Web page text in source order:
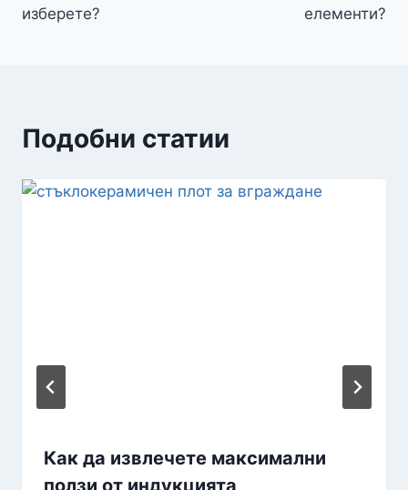
изберете?
елементи?
Подобни статии
Как да извлечете максимални
ползи от индукцията